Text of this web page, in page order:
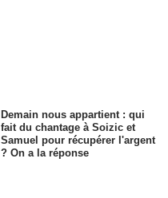
Demain nous appartient : qui
fait du chantage à Soizic et
Samuel pour récupérer l'argent
? On a la réponse